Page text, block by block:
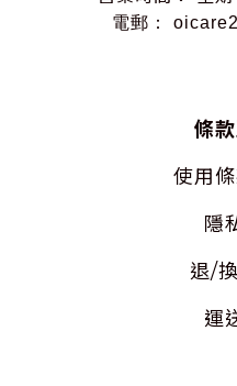
電郵：
條
使用
隱
退/
運